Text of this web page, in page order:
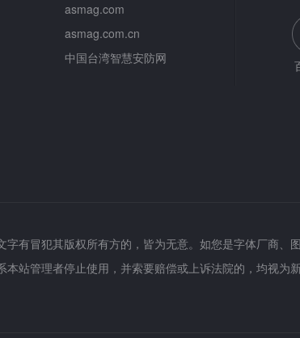
asmag.com
asmag.com.cn
中国台湾智慧安防网
有冒犯其版权所有方的，皆为无意。如您是字体厂商、
站管理者停止使用，并索要赔偿或上诉法院的，均视为